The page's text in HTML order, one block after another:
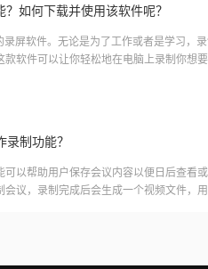
如何下载并使用该软件呢？
屏软件。无论是为了工作或者是学习，
款软件可以让你轻松地在电脑上录制你想
制功能？
以帮助用户保存会议内容以便日后查看
会议，录制完成后会生成一个视频文件，